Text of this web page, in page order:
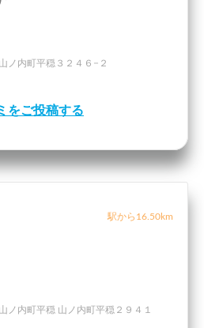
ノ内町平穏３２４６−２
をご投稿する
駅から16.50km
ノ内町平穏 山ノ内町平穏２９４１